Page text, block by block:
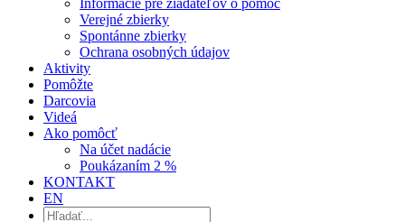
Informácie pre žiadateľov o pomoc
Verejné zbierky
Spontánne zbierky
Ochrana osobných údajov
Aktivity
Pomôžte
Darcovia
Videá
Ako pomôcť
Na účet nadácie
Poukázaním 2 %
KONTAKT
EN
Hľadať: